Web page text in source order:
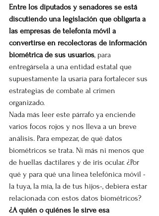
Entre los diputados y senadores se está
discutiendo una legislación que obligaría a
las empresas de telefonía móvil a
convertirse en recolectoras de información
biométrica de sus usuarios, para
entregársela a una entidad estatal que
supuestamente la usaría para fortalecer sus
estrategias de combate al crimen
organizado.
Nada más leer este párrafo ya enciende
varios focos rojos y nos lleva a un breve
análisis. Para empezar, de qué datos
biométricos se trata. Ni más ni menos que
de huellas dactilares y de iris ocular. ¿Por
qué y para qué una línea telefónica móvil -
la tuya, la mía, la de tus hijos-, debiera estar
relacionada con estos datos biométricos?
¿A quién o quiénes le sirve esa